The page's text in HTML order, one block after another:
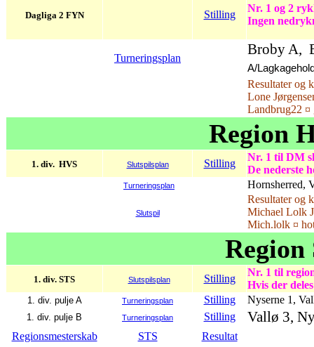
Dagliga 2 FYN Stilling
Nr. 1 og 2
Ingen
Turneringsplan
Broby A,
A/
Resultater og
Lone
Landbrug22 ¤
Region
1. div. HVS Slutspilsplan Stilling
Nr. 1 til DM
De nederste
Turneringsplan Hornsherred,
Slutspil
Resultater og
Michael Lolk
Mich.lolk ¤
1. div. STS Slutspilsplan Stilling
Nr. 1 til
Hvis der
1. div. pulje A Turneringsplan Stilling Nyserne 1,
1. div. pulje B Turneringsplan Stilling Vallø 3,
Regionsmesterskab STS Resultat